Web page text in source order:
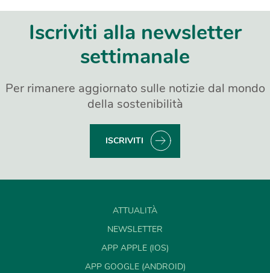
Iscriviti alla newsletter
settimanale
Per rimanere aggiornato sulle notizie dal mondo
della sostenibilità
ISCRIVITI
ATTUALITÀ
NEWSLETTER
APP APPLE (IOS)
APP GOOGLE (ANDROID)